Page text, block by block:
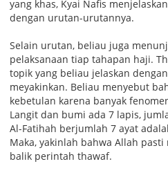
yang khas, Kyai Nafis
dengan urutan-urutannya.
Selain urutan, beliau juga
pelaksanaan tiap tahapan haji.
topik yang beliau jelaskan
meyakinkan. Beliau menyebut
kebetulan karena banyak
Langit dan bumi ada 7 lapis,
Al-Fatihah berjumlah 7 ayat
Maka, yakinlah bahwa Allah
balik perintah thawaf.